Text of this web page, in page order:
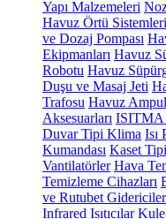
Yapı Malzemeleri
Havuz Örtü Sistemleri
ve Dozaj Pompası
Ekipmanları Havuz
Robotu Havuz
Duşu ve Masaj Jeti
Trafosu Havuz
Aksesuarları ISITMA
Duvar Tipi Klima Isı
Kumandası Kaset
Vantilatörler Hava
Temizleme Cihazları
ve Rutubet Gidericiler
Infrared Isıtıcılar Kule